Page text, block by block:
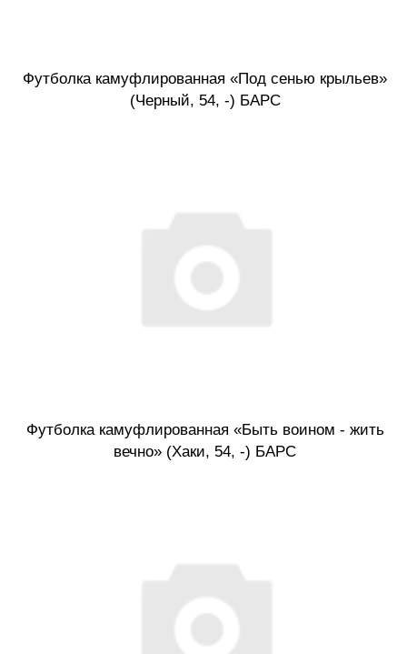
Футболка камуфлированная «Под сенью крыльев»
(Черный, 54, -) БАРС
Футболка камуфлированная «Быть воином - жить
вечно» (Хаки, 54, -) БАРС